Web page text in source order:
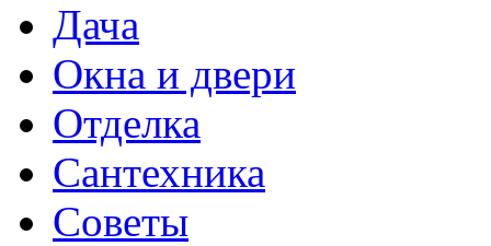
Дача
Окна и двери
Отделка
Сантехника
Советы